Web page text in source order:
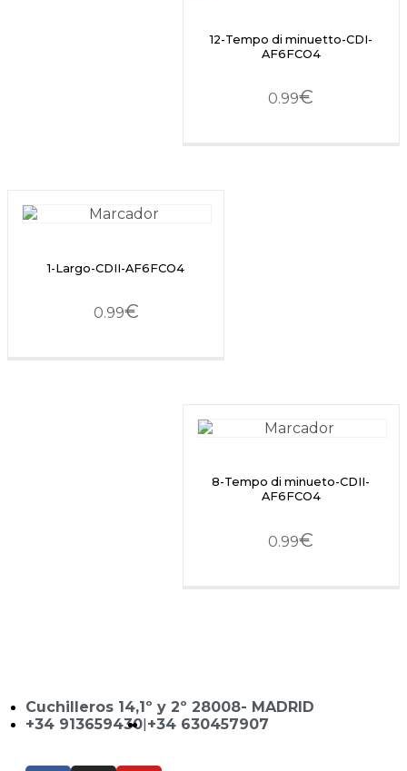
12-Tempo di minuetto-CDI-
AF6FCO4
0.99€
1-Largo-CDII-AF6FCO4
0.99€
8-Tempo di minueto-CDII-
AF6FCO4
0.99€
Cuchilleros 14,1º y 2º 28008- MADRID
+34 913659430|+34 630457907